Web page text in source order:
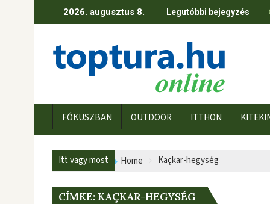
2026. augusztus 8. Legutóbbi bejegyzés
FÓKUSZBAN OUTDOOR ITTHON
Itt vagy most Home Kaçkar-hegység
CÍMKE: KAÇKAR-HEGYSÉG